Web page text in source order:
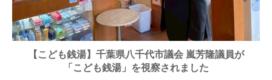
【こども銭湯】千葉県八千代市議会 嵐芳隆議員が
「こども銭湯」を視察されました